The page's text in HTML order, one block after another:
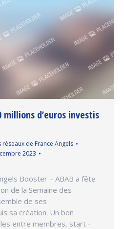
millions d’euros investis
réseaux de France Angels
2023
Booster – ABAB a fête
de la Semaine des
de ses
sa création. Un bon
entre membres, start -